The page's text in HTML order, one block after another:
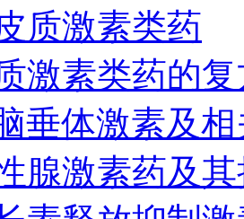
质激素类药
激素类药的
垂体激素及
腺激素药及